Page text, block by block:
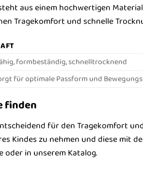
aus einem hochwertigen
Tragekomfort und schnelle
formbeständig, schnelltrocknend
für optimale Passform und
finden
für den Tragekomfort
Kindes zu nehmen und diese mit
oder in unserem Katalog.